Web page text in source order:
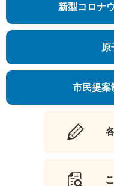
新型コロナ
原
市民提案